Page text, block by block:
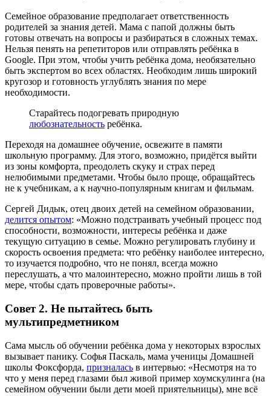
Семейное образование предполагает ответственность
родителей за знания детей. Мама с папой должны быть
готовы отвечать на вопросы и разбираться в сложных темах.
Нельзя пенять на репетиторов или отправлять ребёнка в
Google. При этом, чтобы учить ребёнка дома, необязательно
быть экспертом во всех областях. Необходим лишь широкий
кругозор и готовность углублять знания по мере
необходимости.
Старайтесь подогревать природную
любознательность ребёнка.
Переходя на домашнее обучение, освежите в памяти
школьную программу. Для этого, возможно, придётся выйти
из зоны комфорта, преодолеть скуку и страх перед
нелюбимыми предметами. Чтобы было проще, обращайтесь
не к учебникам, а к научно-популярным книгам и фильмам.
Сергей Дидык, отец двоих детей на семейном образовании,
делится опытом: «Можно подстраивать учебный процесс под
способности, возможности, интересы ребёнка и даже
текущую ситуацию в семье. Можно регулировать глубину и
скорость освоения предмета: что ребёнку наиболее интересно,
то изучается подробно, что не понял, всегда можно
переслушать, а что малоинтересно, можно пройти лишь в той
мере, чтобы сдать проверочные работы».
Совет 2. Не пытайтесь быть
мультипредметником
Сама мысль об обучении ребёнка дома у некоторых взрослых
вызывает панику. Софья Паскаль, мама ученицы Домашней
школы Фоксфорда, призналась в интервью: «Несмотря на то
что у меня перед глазами был живой пример хоумскулинга (на
семейном обучении были дети моей приятельницы), мне всё